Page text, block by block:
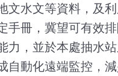
文水文等資料，及
冊，冀望可有效
，並於本處抽水
動化遠端監控，